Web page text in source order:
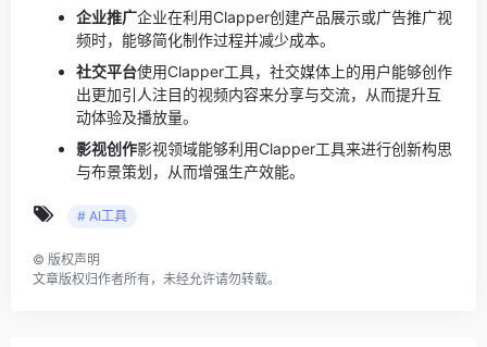
企业推广企业在利用Clapper创建产品展示或广告推广视
频时，能够简化制作过程并减少成本。
社交平台使用Clapper工具，社交媒体上的用户能够创作
出更加引人注目的视频内容来分享与交流，从而提升互
动体验及播放量。
影视创作影视领域能够利用Clapper工具来进行创新构思
与布景策划，从而增强生产效能。
# AI工具
© 版权声明
文章版权归作者所有，未经允许请勿转载。